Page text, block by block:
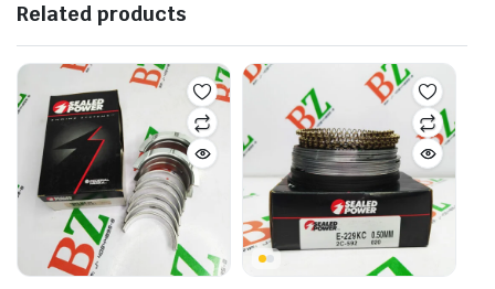
Related products